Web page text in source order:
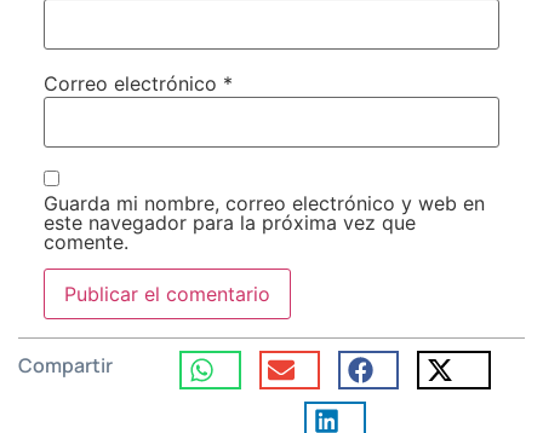
Correo electrónico *
Guarda mi nombre, correo electrónico y web en
este navegador para la próxima vez que
comente.
Compartir